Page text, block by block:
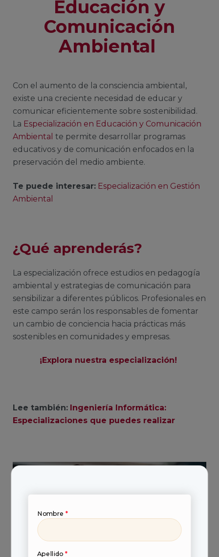
Educación y
Comunicación
Ambiental
Con el aumento de la consciencia ambiental,
existe una creciente necesidad de educar y
comunicar eficientemente sobre sostenibilidad.
La Especialización en Educación y Comunicación
Ambiental te permite desarrollar programas
educativos y de comunicación enfocados en la
preservación del medio ambiente.
Te puede interesar: Especialización en Gestión
Ambiental
¿Qué aprenderás?
La especialización ofrece estudios en pedagogía
ambiental y estrategias de comunicación para
sensibilizar a diferentes públicos. Profesionales en
este campo serán los responsables de fomentar
un cambio de conciencia hacia prácticas más
sostenibles en comunidades y empresas.
¡Explora nuestra especialización!
Lee también: Ingeniería Informática:
Especializaciones que puedes realizar
Nombre *
Apellido *